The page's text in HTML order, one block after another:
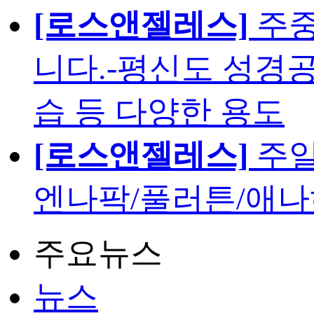
[로스앤젤레스] 주
니다.-평신도 성경
습 등 다양한 용도
[로스앤젤레스] 주
엔나팍/풀러튼/애
주요뉴스
뉴스